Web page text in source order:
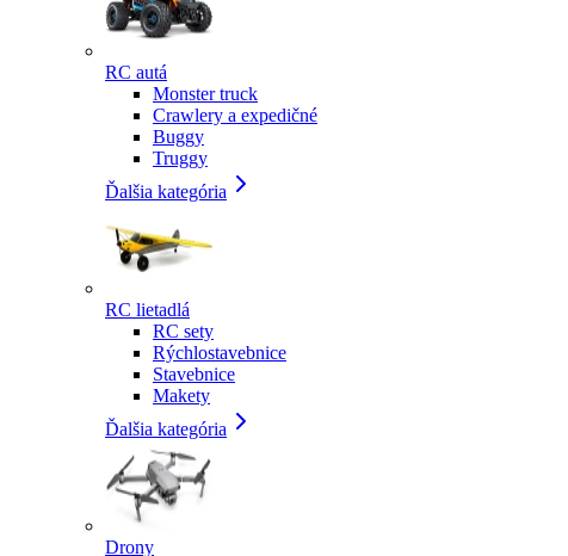
RC autá
Monster truck
Crawlery a expedičné
Buggy
Truggy
Ďalšia kategória
RC lietadlá
RC sety
Rýchlostavebnice
Stavebnice
Makety
Ďalšia kategória
Drony